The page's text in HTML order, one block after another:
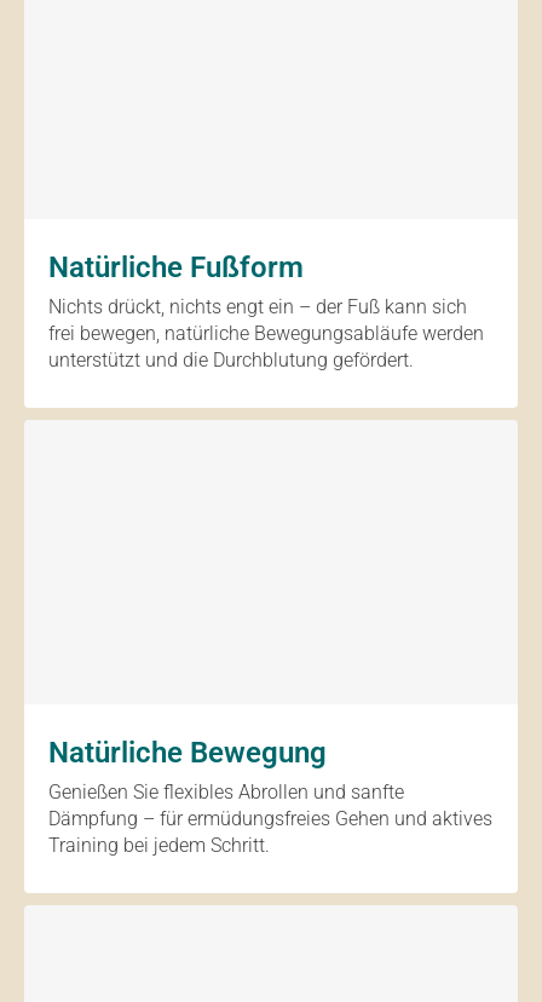
Natürliche Fußform
Nichts drückt, nichts engt ein – der Fuß kann sich
frei bewegen, natürliche Bewegungsabläufe werden
unterstützt und die Durchblutung gefördert.
Natürliche Bewegung
Genießen Sie flexibles Abrollen und sanfte
Dämpfung – für ermüdungsfreies Gehen und aktives
Training bei jedem Schritt.